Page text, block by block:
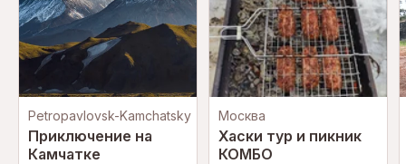
Mobile or paper ticket accepted
Petropavlovsk-Kamchatsky
Приключение на
Камчатке
Москва
Хаски тур и пикник
КОМБО